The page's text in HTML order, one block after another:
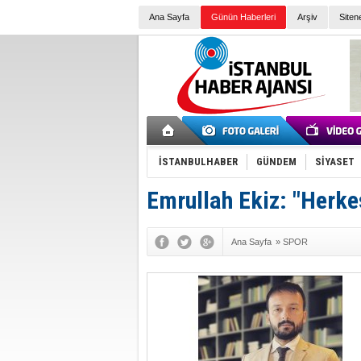
Ana Sayfa Günün Haberleri Arşiv
İSTANBULHABER GÜNDEM SİYASET
Emrullah Ekiz:
Ana Sayfa » SPOR